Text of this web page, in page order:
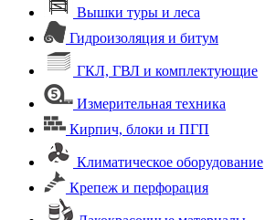
Вышки туры и леса
Гидроизоляция и битум
ГКЛ, ГВЛ и комплектующие
Измерительная техника
Кирпич, блоки и ПГП
Климатическое оборудование
Крепеж и перфорация